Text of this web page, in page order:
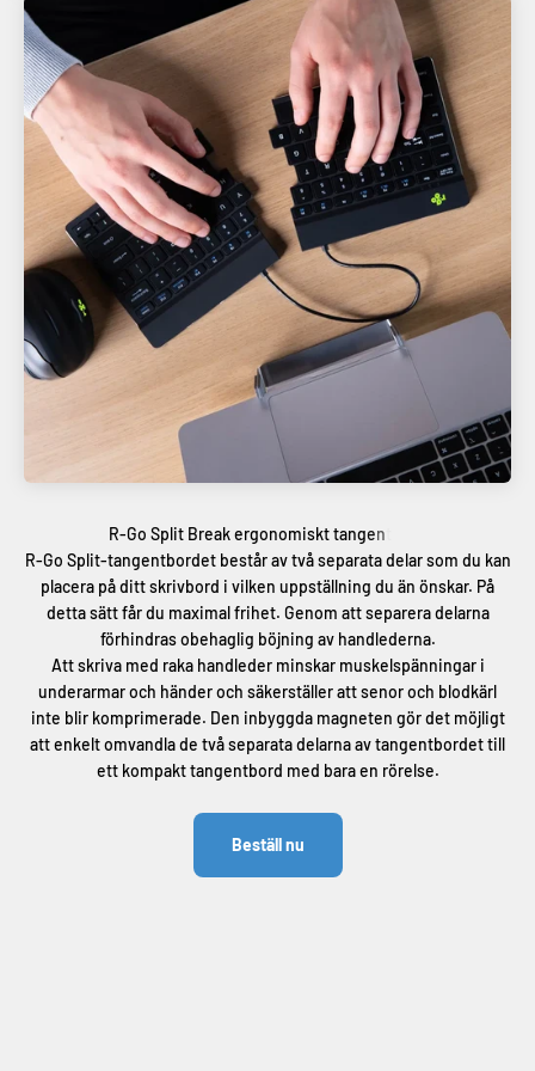
R-Go Split-tangentbordet består av två separata delar som du kan
placera på ditt skrivbord i vilken uppställning du än önskar. På
detta sätt får du maximal frihet. Genom att separera delarna
förhindras obehaglig böjning av handlederna.
Att skriva med raka handleder minskar muskelspänningar i
underarmar och händer och säkerställer att senor och blodkärl
inte blir komprimerade. Den inbyggda magneten gör det möjligt
att enkelt omvandla de två separata delarna av tangentbordet till
ett kompakt tangentbord med bara en rörelse.
Beställ nu